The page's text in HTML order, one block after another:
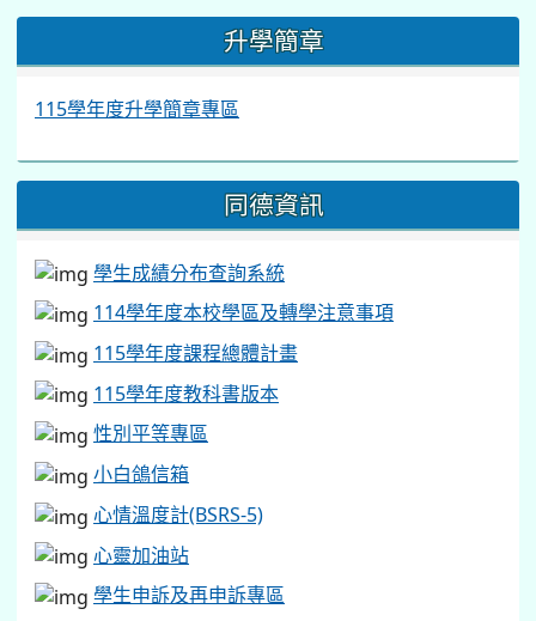
::: 升學簡章
115學年度升學簡章專區
同德資訊
學生成績分布查詢系統
114學年度本校學區及轉學注意事項
115學年度課程總體計畫
115學年度教科書版本
性別平等專區
小白鴿信箱
心情溫度計(BSRS-5)
心靈加油站
學生申訴及再申訴專區